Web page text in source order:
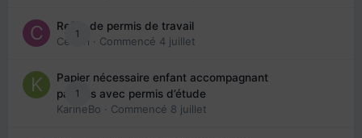
1
Refus de permis de travail
Cedbri · Commencé 4 juillet
1
Papier nécessaire enfant accompagnant
parents avec permis d’étude
KarineBo · Commencé 8 juillet